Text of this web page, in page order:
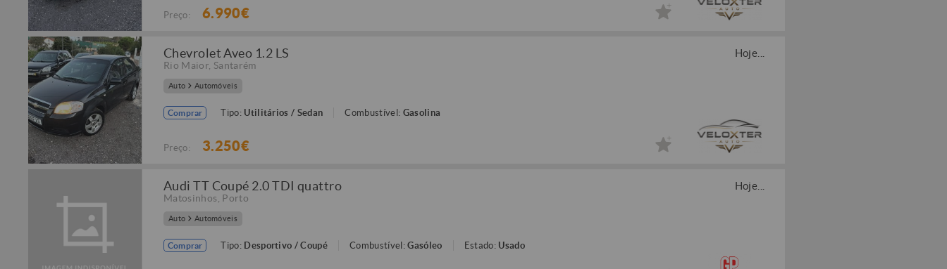
Preço: 6.990€
Chevrolet Aveo 1.2 LS Hoje...
Rio Maior Santarém
Auto Automóveis
Comprar Tipo: Utilitários / Sedan Combustível: Gasolina
Preço: 3.250€
Audi TT Coupé 2.0 TDI quattro Hoje...
Matosinhos Porto
Auto Automóveis
Comprar Tipo: Desportivo / Coupé Combustível:Gasóleo Estado: Usado